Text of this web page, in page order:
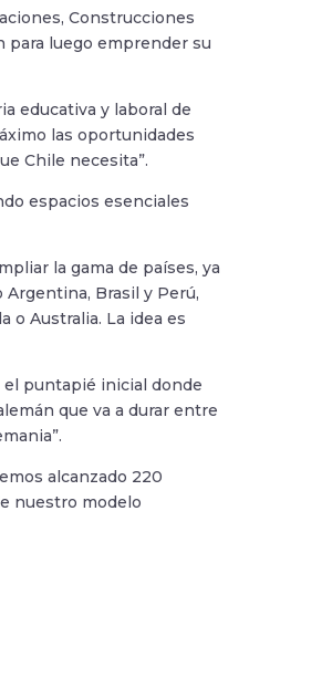
Construcciones
para luego emprender su
educativa y laboral de
las oportunidades
Chile necesita”.
espacios esenciales
la gama de países, ya
Brasil y Perú,
o Australia. La idea es
el puntapié inicial donde
que va a durar entre
alcanzado 220
nuestro modelo